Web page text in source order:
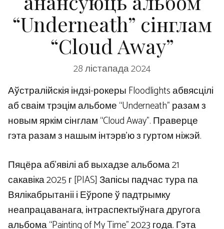
“Underneath” сінглам
“Cloud Away”
28 лістапада 2024
Аўстралійскія індзі-рокеры Floodlights абвясцілі
аб сваім трэцім альбоме “Underneath” разам з
новым яркім сінглам “Cloud Away”. Праверце
гэта разам з нашым інтэрв’ю з гуртом ніжэй.
Пяцёра аб’явілі аб выхадзе альбома 21
сакавіка 2025 г [PIAS] Запісы падчас тура па
Вялікабрытаніі і Еўропе ў падтрымку
неапрацаванага, інтраспектыўнага другога
альбома “Painting of My Time” 2023 года. Гэта